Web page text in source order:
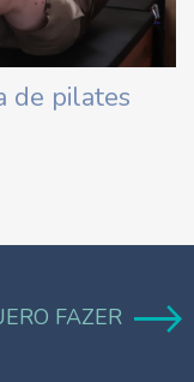
de pilates
FAZER